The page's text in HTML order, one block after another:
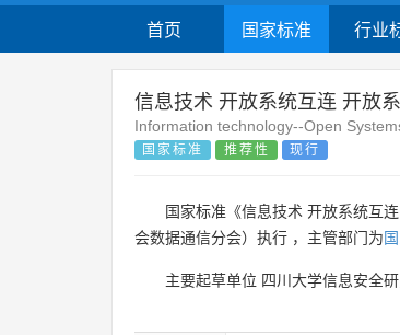
首页 国家标准 行业
信息技术 开放系统互连 开放
Information technology--Open
国家标准 推荐性 现行
国家标准《信息技术 开放系统互
会数据通信分会）执行 ，主管部门为
主要起草单位 四川大学信息安全